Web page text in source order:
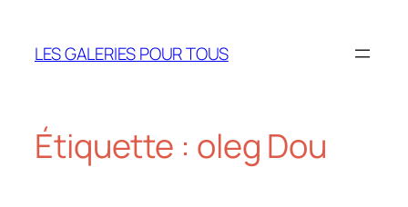
contenu
LES GALERIES POUR TOUS
Étiquette : oleg Dou